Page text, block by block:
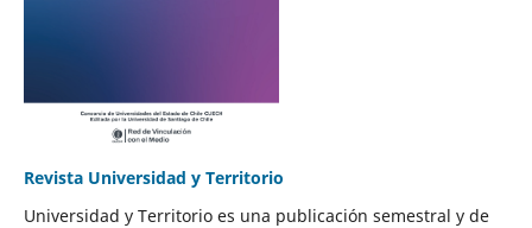
Revista Universidad y Territorio
Universidad y Territorio es una publicación semestral y de